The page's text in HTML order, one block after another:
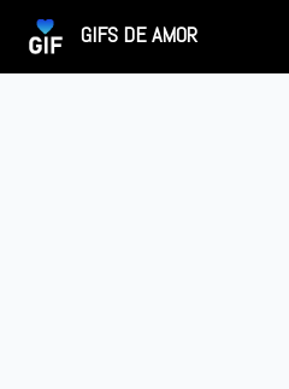
GIFS DE AMOR